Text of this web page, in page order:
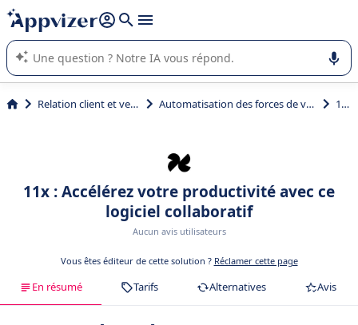
répondre (plusieurs lignes avec
L'IA de Appvizer vous guide dans l'utilisation ou la sélection de
logiciel SaaS en entreprise.
Relation client et vente Automatisation des forces de vente 11x
11x : Accélérez votre productivité avec ce
logiciel collaboratif
Aucun avis utilisateurs
Vous êtes éditeur de cette solution ? Réclamer cette page
En résumé Tarifs Alternatives Avis